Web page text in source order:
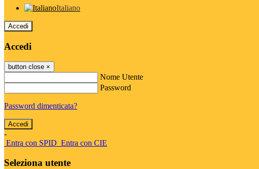
Italiano
Accedi
Accedi
button close ×
Nome Utente
Password
Password dimenticata?
-
Entra con SPID Entra con CIE
Seleziona utente